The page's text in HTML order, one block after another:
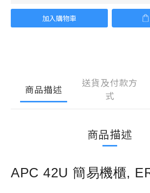
加入購物車
商品描述
送貨及付款方
式
商品描述
APC 42U 簡易機櫃,